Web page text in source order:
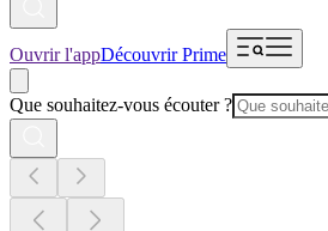
Ouvrir l'appDécouvrir Prime
Que souhaitez-vous écouter ?